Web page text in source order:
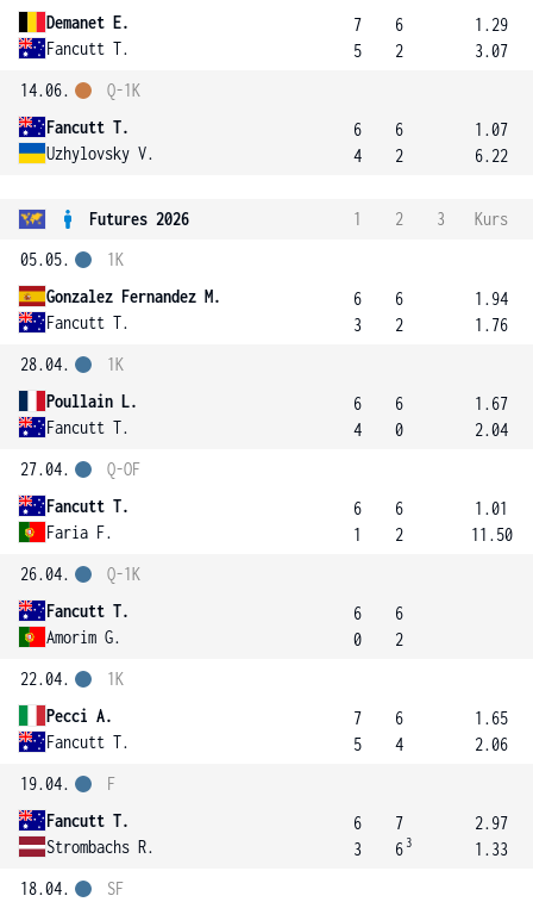
Demanet E.
Fancutt T.
7
5
6
2
1.29
3.07
14.06.
Fancutt T.
Uzhylovsky V.
Q-1K
6
4
6
2
1.07
6.22
Futures 2026 1 2 3
Kurs
05.05.
Gonzalez Fernandez M.
Fancutt T.
1K
6
3
6
2
1.94
1.76
28.04.
Poullain L.
Fancutt T.
1K
6
4
6
0
1.67
2.04
27.04.
Fancutt T.
Faria F.
Q-OF
6
1
6
2
1.01
11.50
26.04.
Fancutt T.
Amorim G.
Q-1K
6
0
6
2
22.04.
Pecci A.
Fancutt T.
1K
7
5
6
4
1.65
2.06
19.04.
Fancutt T.
Strombachs R.
F
6
3
7
6 3
2.97
1.33
18.04.
SF